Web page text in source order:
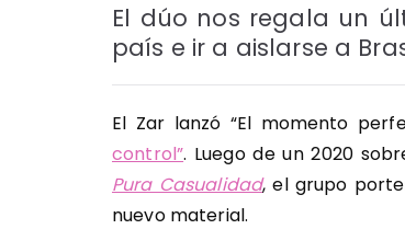
El dúo nos regala un
país e ir a aislarse a
El Zar lanzó “El momento
control”. Luego de un 2020
Pura Casualidad, el grupo
nuevo material.